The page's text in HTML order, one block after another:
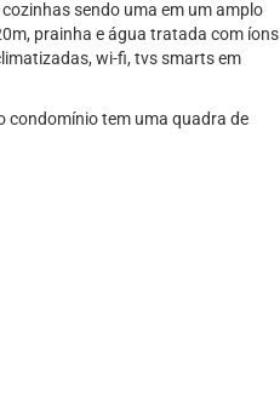
sendo uma em um amplo
prainha e água tratada com íons
wi-fi, tvs smarts em
condomínio tem uma quadra de